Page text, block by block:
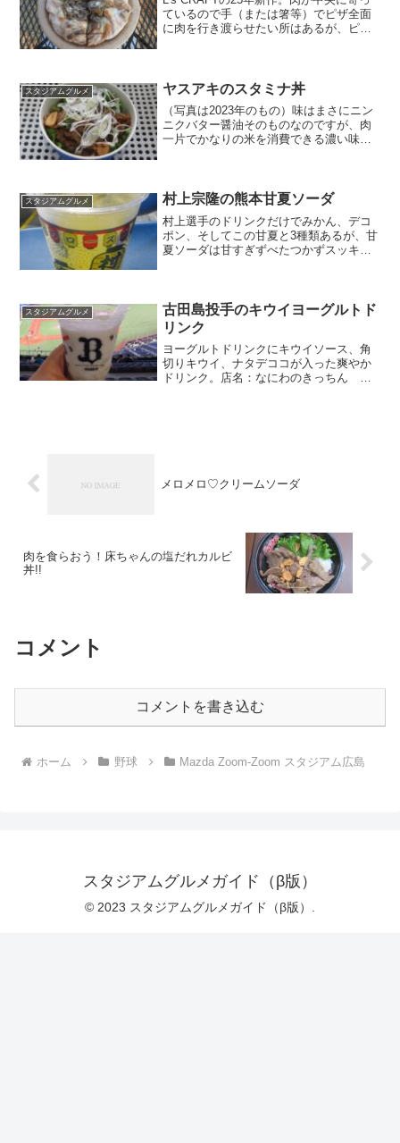
ているので手（または箸等）でピザ全面
に肉を行き渡らせたい所はあるが、ピザ
スタジアムグルメ ヤスアキのスタミナ丼
（写真は2023年のもの）味はまさにニン
ニクバター醤油そのものなのですが、肉
一片でかなりの米を消費できる濃い味付
スタジアムグルメ 村上宗隆の熊本甘夏ソーダ
村上選手のドリンクだけでみかん、デコ
ポン、そしてこの甘夏と3種類あるが、甘
夏ソーダは甘すぎずべたつかずスッキリ
スタジアムグルメ
古田島投手のキウイヨーグルトド
リンク
ヨーグルトドリンクにキウイソース、角
切りキウイ、ナタデココが入った爽やか
ドリンク。店名：なにわのきっちん ま
メロメロ♡クリームソーダ
肉を食らおう！床ちゃんの塩だれカルビ
丼!!
コメント
コメントを書き込む
ホーム 野球 Mazda Zoom-Zoom スタジアム広島
スタジアムグルメガイド（β版）
© 2023 スタジアムグルメガイド（β版）.